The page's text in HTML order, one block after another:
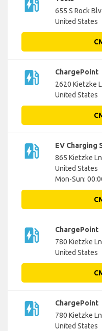
ev_station
655 S Rock
United States
ev_station
ChargePoint
2620 Kietzke
United States
ev_station
EV Charging
865 Kietzke
United States
Mon-Sun:
ev_station
ChargePoint
780 Kietzke
United States
ev_station
ChargePoint
780 Kietzke
United States